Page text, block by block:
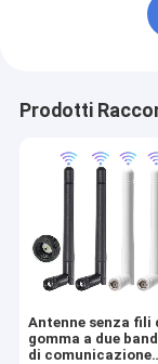
Prodotti
Antenne senza fili
gomma a due
di comunicazione